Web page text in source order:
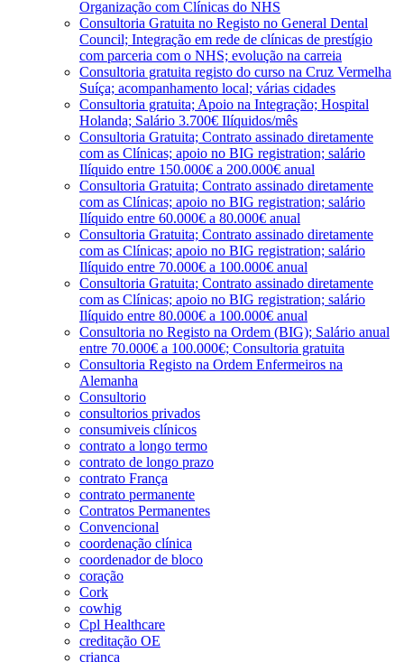
Organização com Clínicas do NHS
Consultoria Gratuita no Registo no General Dental
Council; Integração em rede de clínicas de prestígio
com parceria com o NHS; evolução na carreia
Consultoria gratuita registo do curso na Cruz Vermelha
Suíça; acompanhamento local; várias cidades
Consultoria gratuita; Apoio na Integração; Hospital
Holanda; Salário 3.700€ Ilíquidos/mês
Consultoria Gratuita; Contrato assinado diretamente
com as Clínicas; apoio no BIG registration; salário
Ilíquido entre 150.000€ a 200.000€ anual
Consultoria Gratuita; Contrato assinado diretamente
com as Clínicas; apoio no BIG registration; salário
Ilíquido entre 60.000€ a 80.000€ anual
Consultoria Gratuita; Contrato assinado diretamente
com as Clínicas; apoio no BIG registration; salário
Ilíquido entre 70.000€ a 100.000€ anual
Consultoria Gratuita; Contrato assinado diretamente
com as Clínicas; apoio no BIG registration; salário
Ilíquido entre 80.000€ a 100.000€ anual
Consultoria no Registo na Ordem (BIG); Salário anual
entre 70.000€ a 100.000€; Consultoria gratuita
Consultoria Registo na Ordem Enfermeiros na
Alemanha
Consultorio
consultorios privados
consumiveis clínicos
contrato a longo termo
contrato de longo prazo
contrato França
contrato permanente
Contratos Permanentes
Convencional
coordenação clínica
coordenador de bloco
coração
Cork
cowhig
Cpl Healthcare
creditação OE
criança